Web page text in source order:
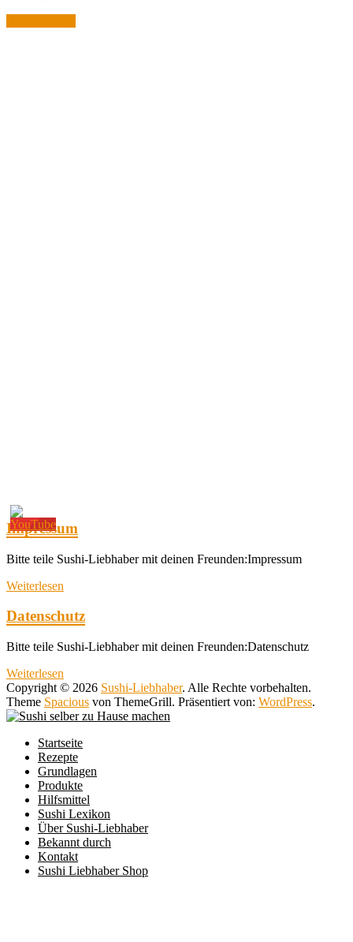
Impressum
Bitte teile Sushi-Liebhaber mit deinen Freunden:Impressum
Weiterlesen
Datenschutz
Bitte teile Sushi-Liebhaber mit deinen Freunden:Datenschutz
Weiterlesen
Copyright © 2026 Sushi-Liebhaber. Alle Rechte vorbehalten.
Theme Spacious von ThemeGrill. Präsentiert von: WordPress.
Startseite
Rezepte
Grundlagen
Produkte
Hilfsmittel
Sushi Lexikon
Über Sushi-Liebhaber
Bekannt durch
Kontakt
Sushi Liebhaber Shop